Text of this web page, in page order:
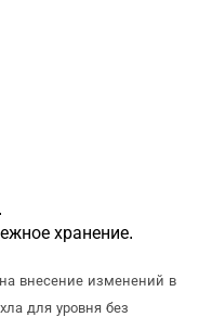
хранение.
внесение изменений в
для уровня без